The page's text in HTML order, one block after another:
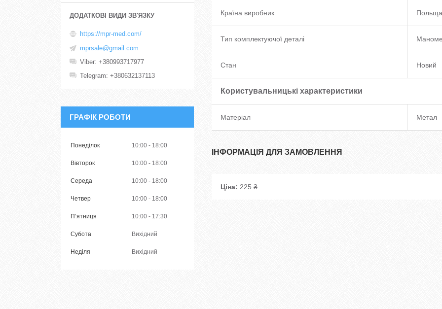
Країна виробник Польща
Тип комплектуючої деталі
Стан Новий
Користувальницькі характеристики
Матеріал Метал
ІНФОРМАЦІЯ ДЛЯ ЗАМОВЛЕННЯ
Ціна: 225 ₴
https://mpr-med.com/
mprsale@gmail.com
Viber +380993717977
Telegram +380632137113
ГРАФІК РОБОТИ
Понеділок 10:00 18:00
Вівторок 10:00 18:00
Середа 10:00 18:00
Четвер 10:00 18:00
Пʼятниця 10:00 17:30
Субота Вихідний
Неділя Вихідний